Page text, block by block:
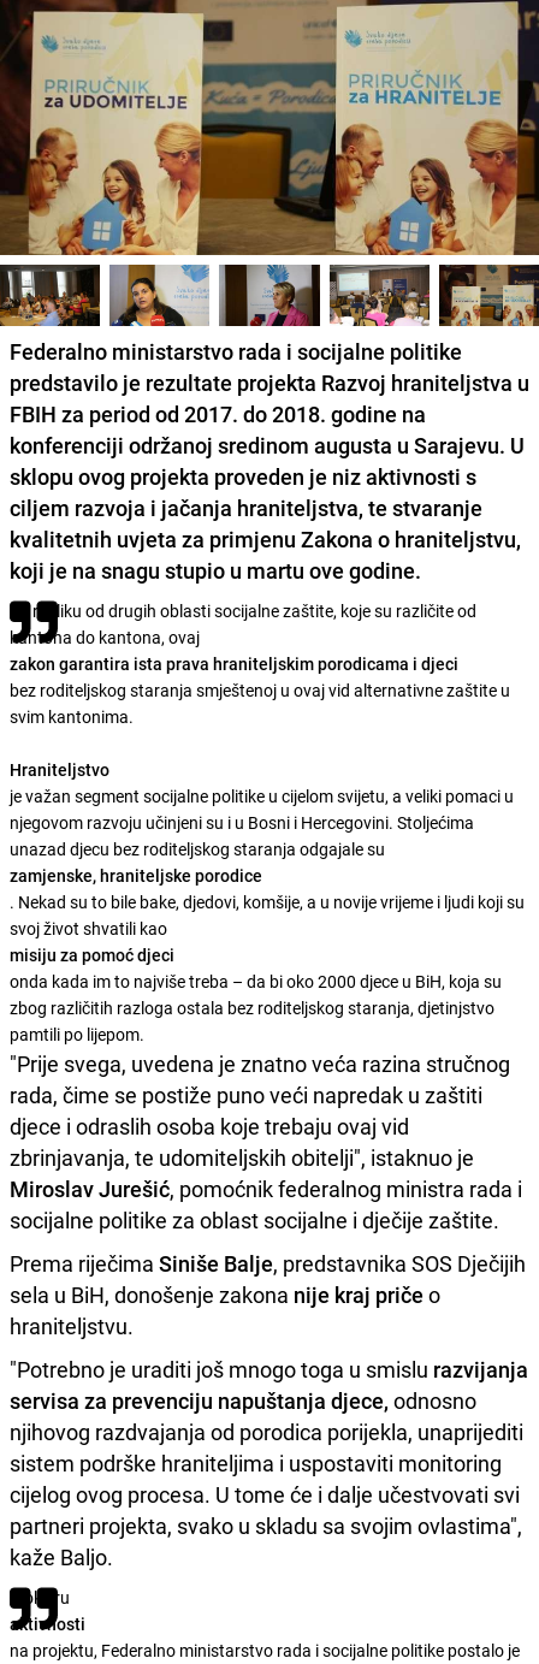
Federalno ministarstvo rada i socijalne politike
predstavilo je rezultate projekta Razvoj hraniteljstva u
FBIH za period od 2017. do 2018. godine na
konferenciji održanoj sredinom augusta u Sarajevu. U
sklopu ovog projekta proveden je nizaktivnosti s
ciljem razvoja i jačanja hraniteljstva, te stvaranje
kvalitetnih uvjeta za primjenu Zakona o hraniteljstvu,
koji je na snagu stupio u martu ove godine.
Za razliku od drugih oblasti socijalne zaštite, koje su različite od
kantona do kantona, ovaj
zakon garantira ista prava hraniteljskim porodicama i djeci
bez roditeljskog staranja smještenoj u ovaj vid alternativne zaštite u
svim kantonima.
Hraniteljstvo
je važan segment socijalne politike u cijelom svijetu, a veliki pomaci u
njegovom razvoju učinjeni su i u Bosni i Hercegovini. Stoljećima
unazad djecu bez roditeljskog staranja odgajale su
zamjenske, hraniteljske porodice
. Nekad su to bile bake, djedovi, komšije, a u novije vrijeme i ljudi koji su
svoj život shvatili kao
misiju za pomoć djeci
onda kada im to najviše treba – da bi oko 2000 djece u BiH, koja su
zbog različitih razloga ostala bez roditeljskog staranja, djetinjstvo
pamtili po lijepom.
"Prije svega, uvedena je znatno veća razina stručnog
rada, čime se postiže puno veći napredak u zaštiti
djece i odraslih osoba koje trebaju ovaj vid
zbrinjavanja, te udomiteljskih obitelji", istaknuo je
Miroslav Jurešić, pomoćnik federalnog ministra rada i
socijalne politike za oblast socijalne i dječije zaštite.
Prema riječima Siniše Balje, predstavnika SOS Dječijih
sela u BiH, donošenje zakona nije kraj priče o
hraniteljstvu.
"Potrebno je uraditi još mnogo toga u smislu razvijanja
servisa za prevenciju napuštanja djece, odnosno
njihovog razdvajanja od porodica porijekla, unaprijediti
sistem podrške hraniteljima i uspostaviti monitoring
cijelog ovog procesa. U tome će i dalje učestvovati svi
partneri projekta, svako u skladu sa svojim ovlastima",
kaže Baljo.
U okviru
aktivnosti
na projektu, Federalno ministarstvo rada i socijalne politike postalo je